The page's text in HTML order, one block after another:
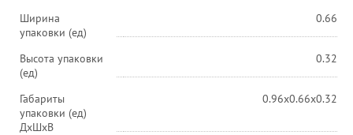
Ширина
упаковки (ед)
0.66
Высота упаковки
(ед)
0.32
Габариты
упаковки (ед)
ДхШхВ
0.96x0.66x0.32